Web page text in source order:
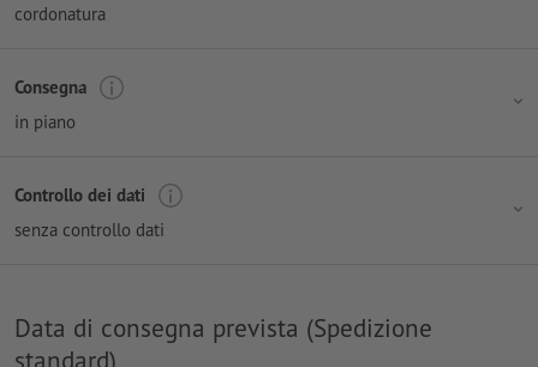
cordonatura
Consegna
in piano
Controllo dei dati
senza controllo dati
Data di consegna prevista (Spedizione
standard)